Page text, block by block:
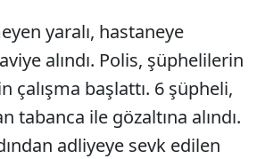
yaralı, hastaneye
alındı. Polis, şüphelilerin
çalışma başlattı. 6 şüpheli,
tabanca ile gözaltına alındı.
adliyeye sevk edilen